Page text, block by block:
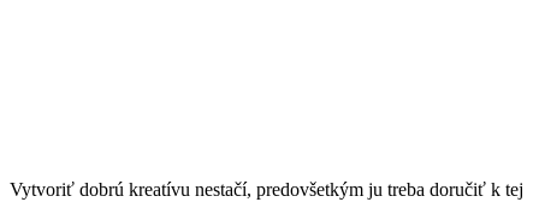
Vytvoriť dobrú kreatívu nestačí, predovšetkým ju treba doručiť k tej